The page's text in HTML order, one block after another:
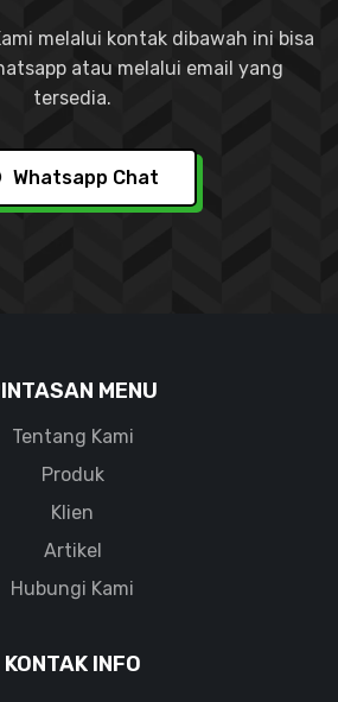
melalui kontak dibawah ini bisa
atau melalui email yang
tersedia.
Whatsapp Chat
MENU
Tentang Kami
Produk
Klien
Artikel
Hubungi Kami
KONTAK INFO